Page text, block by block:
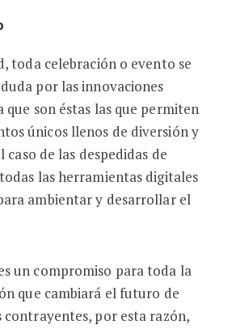
de soltero. Una
toda celebración o evento se
por las innovaciones
que son éstas las que permiten
únicos llenos de diversión y
caso de las despedidas de
las herramientas digitales
ambientar y desarrollar el
un compromiso para toda la
que cambiará el futuro de
contrayentes, por esta razón,